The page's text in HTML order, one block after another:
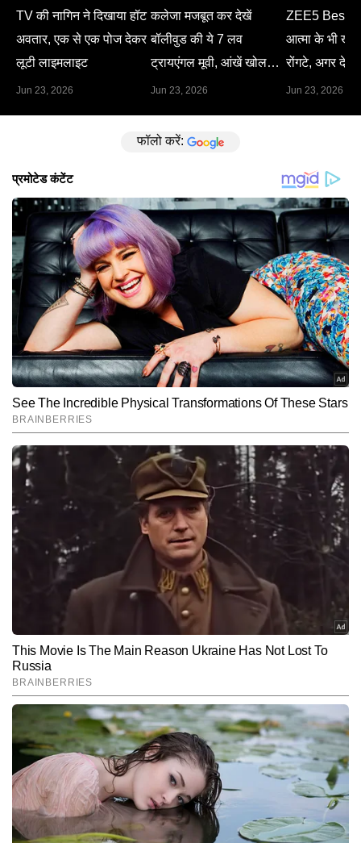
TV की नागिन ने दिखाया हॉट
अवतार, एक से एक पोज देकर
लूटी लाइमलाइट
Jun 23, 2026
कलेजा मजबूत कर देखें
बॉलीवुड की ये 7 लव
ट्रायएंगल मूवी, आंखें खोल
देगा हर सीन
Jun 23, 2026
ZEE5 Best
आत्मा के भी खड़े
रोंगटे, अगर देख
Jun 23, 2026
फॉलो करें: